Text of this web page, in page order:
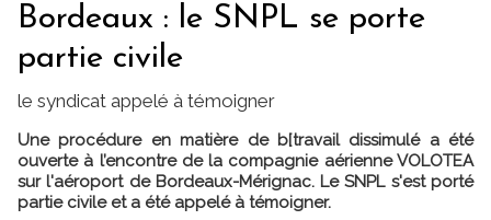
Bordeaux : le SNPL se porte
partie civile
le syndicat appelé à témoigner
Une procédure en matière de b[travail dissimulé a été
ouverte à l’encontre de la compagnie aérienne VOLOTEA
sur l'aéroport de Bordeaux-Mérignac. Le SNPL s'est porté
partie civile et a été appelé à témoigner.